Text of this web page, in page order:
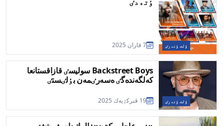
ۇلت ٶنەرٸ 7 قازان 2025
ۇلت ٶنەرٸ
Backstreet Boys سوليسٸ قازاقستانعا
كەلگەندەگٸ ەسەرٸمەن بٶلٸستٸ
19 قىركٷيەك 2025